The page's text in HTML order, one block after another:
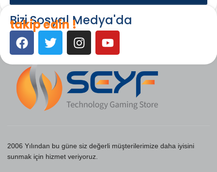
Bizi Sosyal Medya'da
takip edin !
2006 Yılından bu güne siz değerli müşterilerimize daha iyisini
sunmak için hizmet veriyoruz.